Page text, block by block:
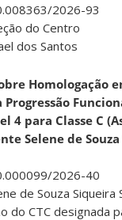
2026-93
do Centro
dos Santos
Homologação
4 para Classe C
Selene de
2026-40
de Souza Siqueira
do CTC designada